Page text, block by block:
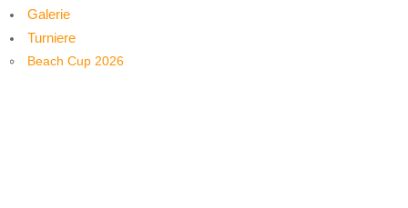
Galerie
Turniere
Beach Cup 2026